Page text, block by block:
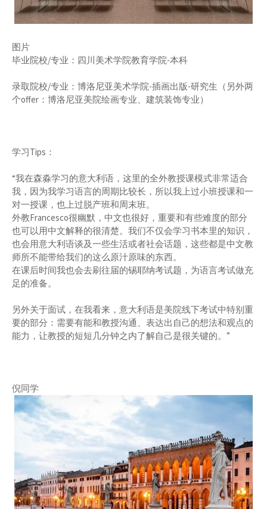
图片
毕业院校/专业：四川美术学院教育学院-本科
录取院校/专业：博洛尼亚美术学院-插画出版-研究生（另外两
个offer：博洛尼亚美院绘画专业、建筑装饰专业）
学习Tips：
“我在森淼学习的意大利语，这里的全外教授课模式非常适合
我，因为我学习语言的周期比较长，所以我上过小班授课和一
对一授课，也上过脱产班和周末班。
外教Francesco很幽默，中文也很好，重要和有些难度的部分
也可以用中文解释的很清楚。我们不仅会学习书本里的知识，
也会用意大利语谈及一些生活或者社会话题，这些都是中文教
师所不能带给我们的这么原汁原味的东西。
在课后时间我也会去刷往届的锡耶纳考试题，为语言考试做充
足的准备。
另外关于面试，在我看来，意大利语是美院线下考试中特别重
要的部分：需要有能和教授沟通、表达出自己的想法和观点的
能力，让教授的短短几分钟之内了解自己是很关键的。”
倪同学